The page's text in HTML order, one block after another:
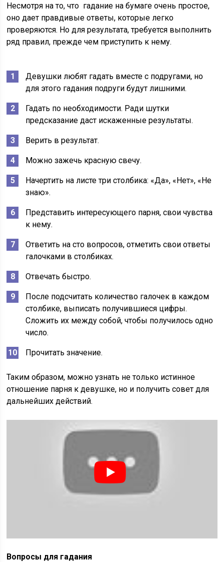
Несмотря на то, что гадание на бумаге очень простое,
оно дает правдивые ответы, которые легко
проверяются. Но для результата, требуется выполнить
ряд правил, прежде чем приступить к нему.
Девушки любят гадать вместе с подругами, но
для этого гадания подруги будут лишними.
Гадать по необходимости. Ради шутки
предсказание даст искаженные результаты.
Верить в результат.
Можно зажечь красную свечу.
Начертить на листе три столбика: «Да», «Нет», «Не
знаю».
Представить интересующего парня, свои чувства
к нему.
Ответить на сто вопросов, отметить свои ответы
галочками в столбиках.
Отвечать быстро.
После подсчитать количество галочек в каждом
столбике, выписать получившиеся цифры.
Сложить их между собой, чтобы получилось одно
число.
Прочитать значение.
Таким образом, можно узнать не только истинное
отношение парня к девушке, но и получить совет для
дальнейших действий.
Вопросы для гадания